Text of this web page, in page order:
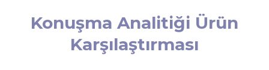
Konuşma Analitiği Ürün
Karşılaştırması